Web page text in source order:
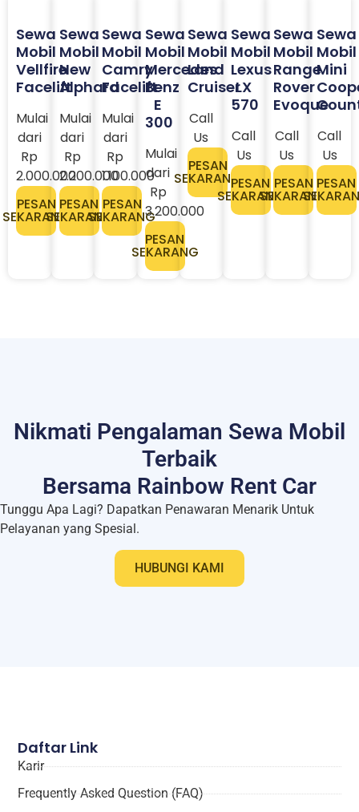
Sewa
Mobil
Vellfire
Facelift
Mulai
dari
Rp
2.000.000
PESAN
SEKARANG
Sewa
Mobil
New
Alphard
Mulai
dari
Rp
2.200.000
PESAN
SEKARANG
Sewa
Mobil
Camry
Facelift
Mulai
dari
Rp
1.100.000
PESAN
SEKARANG
Sewa
Mobil
Mercedes
Benz
E
300
Mulai
dari
Rp
3.200.000​
PESAN
SEKARANG
Sewa
Mobil
Land
Cruiser
Call
Us
PESAN
SEKARANG
Sewa
Mobil
Lexus
LX
570
Call
Us
PESAN
SEKARANG
Sewa
Mobil
Range
Rover
Evoque
Call
Us
PESAN
SEKARANG
Sewa
Mobil
Mini
Call
Us
PESAN
Nikmati Pengalaman Sewa Mobil
Terbaik
Bersama Rainbow Rent Car
Tunggu Apa Lagi? Dapatkan Penawaran Menarik Untuk
Pelayanan yang Spesial.
HUBUNGI KAMI
Daftar Link
Karir
Frequently Asked Question (FAQ)